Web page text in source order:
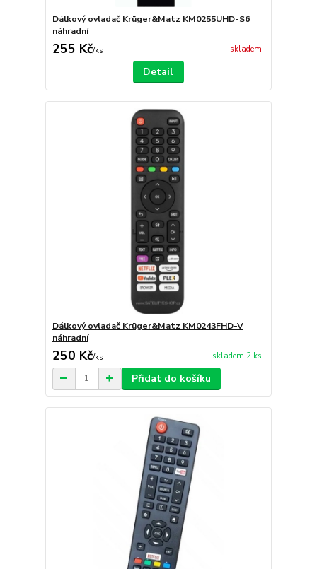
Dálkový ovladač Krüger&Matz KM0255UHD-S6
náhradní
255 Kč/ks skladem
Detail
Dálkový ovladač Krüger&Matz KM0243FHD-V
náhradní
250 Kč/ks skladem 2 ks
Přidat do košíku